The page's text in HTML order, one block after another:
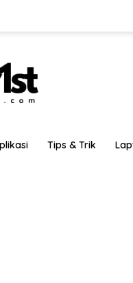
Tips & Trik